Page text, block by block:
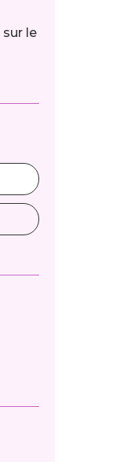
sur le